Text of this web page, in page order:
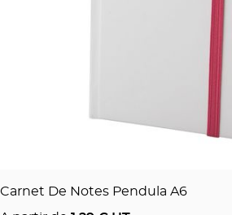
Carnet De Notes Pendula A6